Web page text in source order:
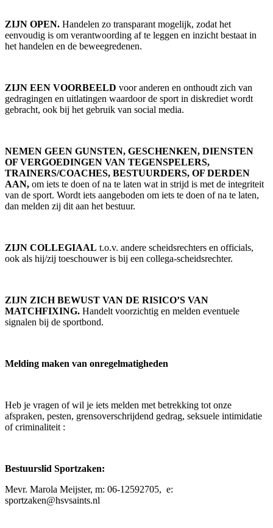
ZIJN OPEN. Handelen zo transparant mogelijk, zodat het
eenvoudig is om verantwoording af te leggen en inzicht bestaat in
het handelen en de beweegredenen.
ZIJN EEN VOORBEELD voor anderen en onthoudt zich van
gedragingen en uitlatingen waardoor de sport in diskrediet wordt
gebracht, ook bij het gebruik van social media.
NEMEN GEEN GUNSTEN, GESCHENKEN, DIENSTEN
OF VERGOEDINGEN VAN TEGENSPELERS,
TRAINERS/COACHES, BESTUURDERS, OF DERDEN
AAN, om iets te doen of na te laten wat in strijd is met de integriteit
van de sport. Wordt iets aangeboden om iets te doen of na te laten,
dan melden zij dit aan het bestuur.
ZIJN COLLEGIAAL t.o.v. andere scheidsrechters en officials,
ook als hij/zij toeschouwer is bij een collega-scheidsrechter.
ZIJN ZICH BEWUST VAN DE RISICO’S VAN
MATCHFIXING. Handelt voorzichtig en melden eventuele
signalen bij de sportbond.
Melding maken van onregelmatigheden
Heb je vragen of wil je iets melden met betrekking tot onze
afspraken, pesten, grensoverschrijdend gedrag, seksuele intimidatie
of criminaliteit :
Bestuurslid Sportzaken:
Mevr. Marola Meijster, m: 06-12592705, e:
sportzaken@hsvsaints.nl